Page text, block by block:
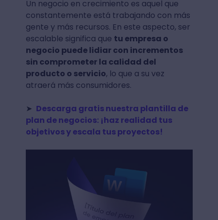
Un negocio en crecimiento es aquel que
constantemente está trabajando con más
gente y más recursos. En este aspecto, ser
escalable significa que tu empresa o
negocio puede lidiar con incrementos
sin comprometer la calidad del
producto o servicio, lo que a su vez
atraerá más consumidores.
➤ Descarga gratis nuestra plantilla de
plan de negocios: ¡haz realidad tus
objetivos y escala tus proyectos!